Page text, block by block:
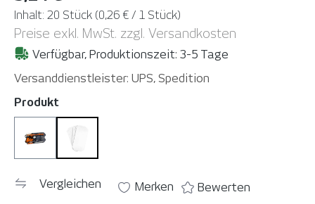
Inhalt: 20 Stück (0,26 € / 1 Stück)
Preise exkl. MwSt. zzgl. Versandkosten
Verfügbar, Produktionszeit: 3-5 Tage
Versanddienstleister: UPS, Spedition
Produkt
EasyWeed Ring
Vergleichen Merken
Bewerten